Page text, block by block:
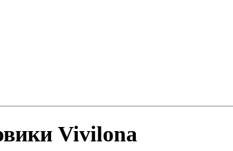
Vivilona